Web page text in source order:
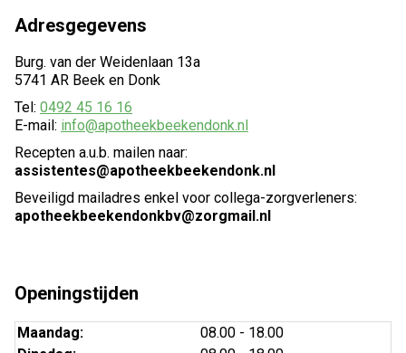
Adresgegevens
Burg. van der Weidenlaan 13a
5741 AR Beek en Donk
Tel: 0492 45 16 16
E-mail: info@apotheekbeekendonk.nl
Recepten a.u.b. mailen naar:
assistentes@apotheekbeekendonk.nl
Beveiligd mailadres enkel voor collega-zorgverleners:
apotheekbeekendonkbv@zorgmail.nl
Openingstijden
Maandag:
08.00 - 18.00